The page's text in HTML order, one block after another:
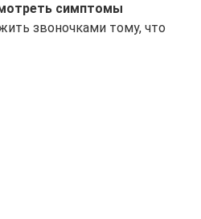
симптомы
звоночками тому, что